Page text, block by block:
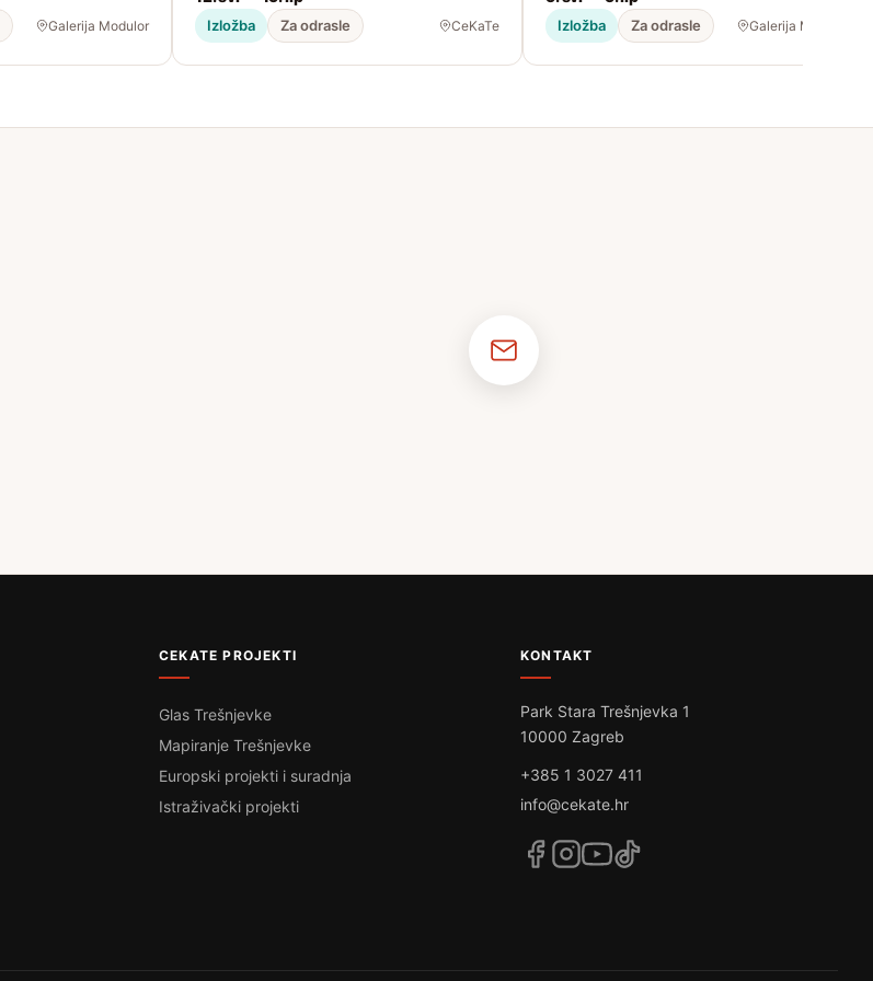
Galerija Modulor Izložba Za odrasle CeKaTe Izložba Za odrasle Galerija Modulor
CEKATE PROJEKTI
Glas Trešnjevke
Mapiranje Trešnjevke
Europski projekti i suradnja
Istraživački projekti
KONTAKT
Park Stara Trešnjevka 1
10000 Zagreb
+385 1 3027 411
info@cekate.hr